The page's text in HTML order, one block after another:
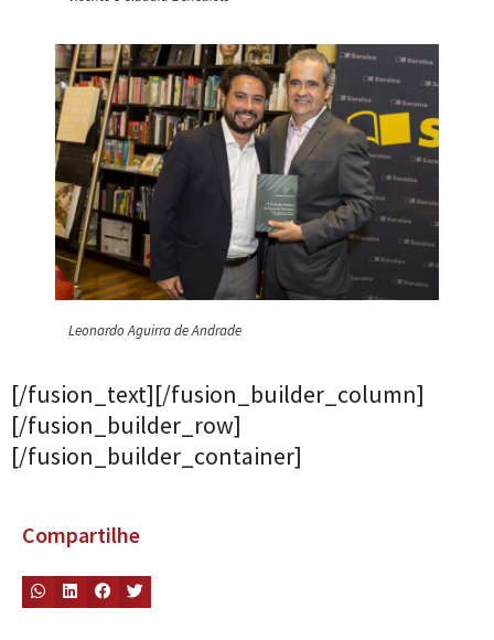
Leonardo Aguirra de Andrade
[/fusion_text][/fusion_builder_column]
[/fusion_builder_row]
[/fusion_builder_container]
Compartilhe